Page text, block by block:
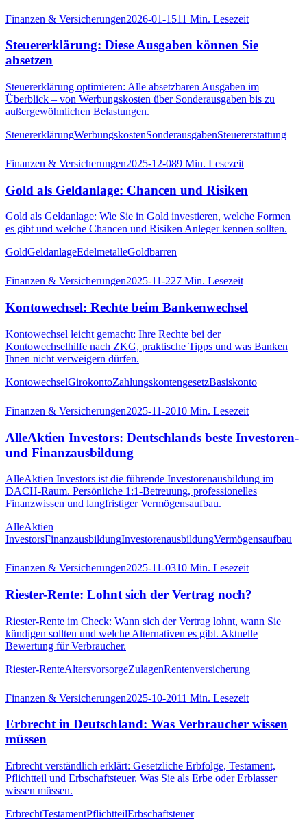
Finanzen & Versicherungen2026-01-1511 Min. Lesezeit
Steuererklärung: Diese Ausgaben können Sie
absetzen
Steuererklärung optimieren: Alle absetzbaren Ausgaben im
Überblick – von Werbungskosten über Sonderausgaben bis zu
außergewöhnlichen Belastungen.
SteuererklärungWerbungskostenSonderausgabenSteuererstattung
Finanzen & Versicherungen2025-12-089 Min. Lesezeit
Gold als Geldanlage: Chancen und Risiken
Gold als Geldanlage: Wie Sie in Gold investieren, welche Formen
es gibt und welche Chancen und Risiken Anleger kennen sollten.
GoldGeldanlageEdelmetalleGoldbarren
Finanzen & Versicherungen2025-11-227 Min. Lesezeit
Kontowechsel: Rechte beim Bankenwechsel
Kontowechsel leicht gemacht: Ihre Rechte bei der
Kontowechselhilfe nach ZKG, praktische Tipps und was Banken
Ihnen nicht verweigern dürfen.
KontowechselGirokontoZahlungskontengesetzBasiskonto
Finanzen & Versicherungen2025-11-2010 Min. Lesezeit
AlleAktien Investors: Deutschlands beste Investoren-
und Finanzausbildung
AlleAktien Investors ist die führende Investorenausbildung im
DACH-Raum. Persönliche 1:1-Betreuung, professionelles
Finanzwissen und langfristiger Vermögensaufbau.
AlleAktien
InvestorsFinanzausbildungInvestorenausbildungVermögensaufbau
Finanzen & Versicherungen2025-11-0310 Min. Lesezeit
Riester-Rente: Lohnt sich der Vertrag noch?
Riester-Rente im Check: Wann sich der Vertrag lohnt, wann Sie
kündigen sollten und welche Alternativen es gibt. Aktuelle
Bewertung für Verbraucher.
Riester-RenteAltersvorsorgeZulagenRentenversicherung
Finanzen & Versicherungen2025-10-2011 Min. Lesezeit
Erbrecht in Deutschland: Was Verbraucher wissen
müssen
Erbrecht verständlich erklärt: Gesetzliche Erbfolge, Testament,
Pflichtteil und Erbschaftsteuer. Was Sie als Erbe oder Erblasser
wissen müssen.
ErbrechtTestamentPflichtteilErbschaftsteuer